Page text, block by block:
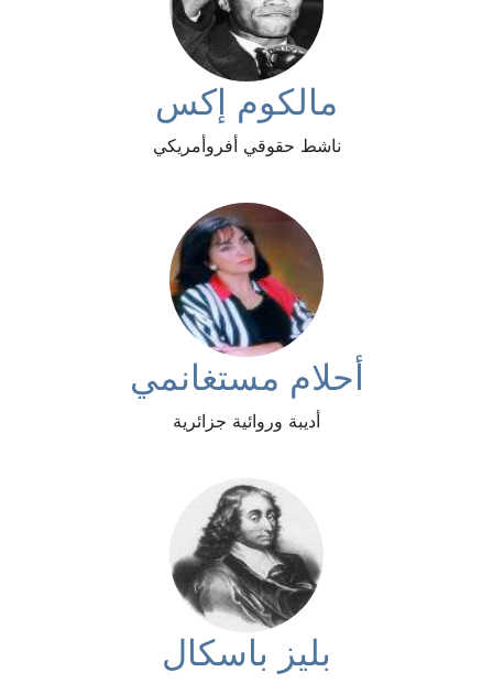
مالكوم إكس
ناشط حقوقي أفروأمريكي
أحلام مستغانمي
أديبة وروائية جزائرية
بليز باسكال